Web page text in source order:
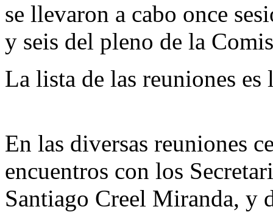
se llevaron a cabo once
y seis del pleno de la
La lista de las reuniones es
En las diversas reuniones
encuentros con los
Santiago Creel Miranda, y